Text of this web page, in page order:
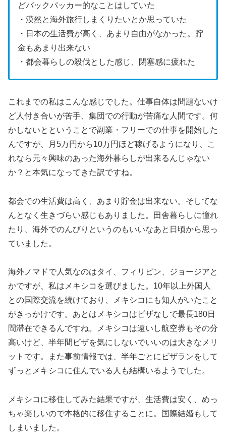
どバックパッカー的なことはしていた
・漠然と海外旅行しまくりたいとか思っていた
・日本の生活費が高く、あまり自由がなかった。貯
金もあまり出来ない
・都会暮らしの殺伐とした感じ、閉塞感に疲れた
これまでの私はこんな感じでした。仕事自体は問題ないけ
ど人付き合いが苦手、集団での行動が苦痛な人間です。何
かしないとということで副業・フリーでの仕事を開始した
んですが、月5万円から10万円ほど稼げるようになり、こ
れなら元々興味のあった海外暮らしが出来るんじゃない
か？と本気になってきた訳ですね。
都会での生活費は高く、あまり貯金は出来ない。そしてな
んとなく生きづらい感じもありました。田舎暮らしに憧れ
たり、海外でのんびりというのもいいなあと日頃から思っ
ていました。
海外ノマドで人気なのはタイ、フィリピン、ジョージアと
かですが、私はメキシコを選びました。10年以上外国人
との国際交流を続けており、メキシコにも知人がいたこと
がきっかけです。あとはメキシコはビザなしで最長180日
間滞在できるんですね。メキシコは遠いし航空券もその分
高いけど、半年間ビザを気にしないでいいのは大きなメリ
ットです。また事前情報では、半年ごとにビザランをして
ずっとメキシコに住んでいる人も結構いるようでした。
メキシコに移住してみた結果ですが、生活費は安く、めっ
ちゃ楽しいので本格的に移住することに。国際結婚もして
しまいました。